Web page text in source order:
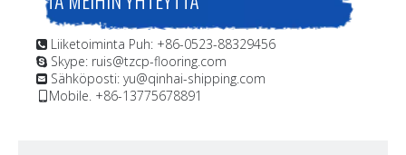
 Liiketoiminta Puh: +86-0523-88329456
 Skype: ruis@tzcp-flooring.com
 Sähköposti: yu@qinhai-shipping.com
Mobile. +86-13775678891